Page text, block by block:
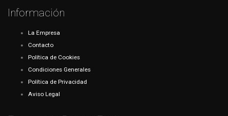
Información
La Empresa
Contacto
Política de Cookies
Condiciones Generales
Política de Privacidad
Aviso Legal